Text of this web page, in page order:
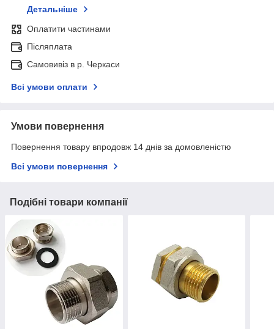
Детальніше
Оплатити частинами
Післяплата
Самовивіз в р. Черкаси
Всі умови оплати
Умови повернення
Повернення товару впродовж 14 днів за домовленістю
Всі умови повернення
Подібні товари компанії